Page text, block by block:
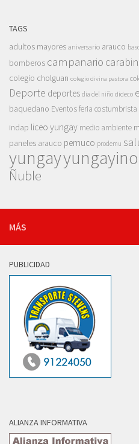
TAGS
adultos mayores aniversario arauco
bomberos campanario
colegio cholguan colegio divina pastora
Deporte deportes dia del niño dideco
baquedano Eventosferia costumbrista
indap liceo yungay medio ambiente
paneles arauco pemuco prodemu
yungayyungayino
Ñuble
MÁS
PUBLICIDAD
ALIANZA INFORMATIVA